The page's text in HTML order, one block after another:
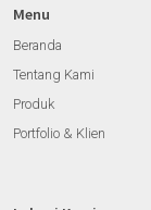
Menu
Beranda
Tentang Kami
Produk
Portfolio & Klien